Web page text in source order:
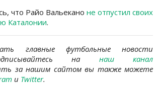
что Райо Вальекано не отпустил своих
Каталонии.
главные футбольные новости
на наш канал
за нашим сайтом вы также можете
и Twitter.